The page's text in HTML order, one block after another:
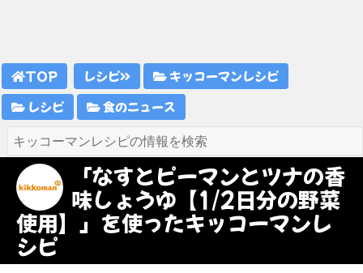
TOP レシピ
キッコーマンレシピ
レシピ
食のニュース
「なすとピーマンとツナの香
味しょうゆ【1/2日分の野菜
使用】」を使ったキッコーマンレ
シピ